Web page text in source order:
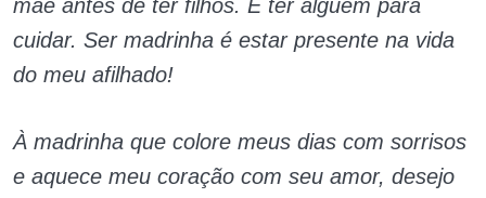
mãe antes de ter filhos. É ter alguém para
cuidar. Ser madrinha é estar presente na vida
do meu afilhado!
À madrinha que colore meus dias com sorrisos
e aquece meu coração com seu amor, desejo